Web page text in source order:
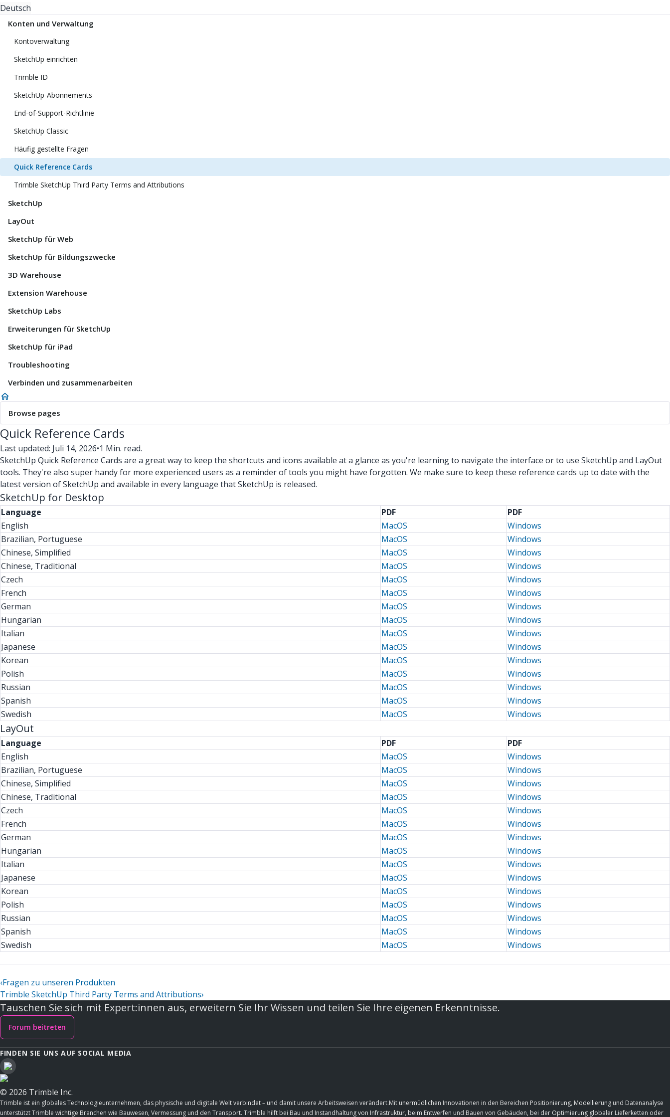
Deutsch
Konten und Verwaltung
Kontoverwaltung
SketchUp einrichten
Trimble ID
SketchUp-Abonnements
End-of-Support-Richtlinie
SketchUp Classic
Häufig gestellte Fragen
Quick Reference Cards
Trimble SketchUp Third Party Terms and Attributions
SketchUp
LayOut
SketchUp für Web
SketchUp für Bildungszwecke
3D Warehouse
Extension Warehouse
SketchUp Labs
Erweiterungen für SketchUp
SketchUp für iPad
Troubleshooting
Verbinden und zusammenarbeiten
Browse pages
Quick Reference Cards
Last updated: Juli 14, 2026•1 Min. read.
SketchUp Quick Reference Cards are a great way to keep the shortcuts and icons available at a glance as you're learning to navigate the interface or to use SketchUp and LayOut
tools. They're also super handy for more experienced users as a reminder of tools you might have forgotten. We make sure to keep these reference cards up to date with the
latest version of SketchUp and available in every language that SketchUp is released.
SketchUp for Desktop
Language PDF
PDF
English
MacOS
Windows
Brazilian, Portuguese
MacOS
Windows
Chinese, Simplified
MacOS
Windows
Chinese, Traditional
MacOS
Windows
Czech
MacOS
Windows
French
MacOS
Windows
German
MacOS
Windows
Hungarian
MacOS
Windows
Italian
MacOS
Windows
Japanese
MacOS
Windows
Korean
MacOS
Windows
Polish
MacOS
Windows
Russian
MacOS
Windows
Spanish
MacOS
Windows
Swedish
MacOS Windows
LayOut
Language PDF
PDF
English
MacOS
Windows
Brazilian, Portuguese
MacOS
Windows
Chinese, Simplified
MacOS
Windows
Chinese, Traditional
MacOS
Windows
Czech
MacOS
Windows
French
MacOS
Windows
German
MacOS
Windows
Hungarian
MacOS
Windows
Italian
MacOS
Windows
Japanese
MacOS
Windows
Korean
MacOS
Windows
Polish
MacOS
Windows
Russian
MacOS
Windows
Spanish
MacOS
Windows
Swedish
MacOS Windows
‹Fragen zu unseren Produkten
Trimble SketchUp Third Party Terms and Attributions›
Tauschen Sie sich mit Expert:innen aus, erweitern Sie Ihr Wissen und teilen Sie Ihre eigenen Erkenntnisse.
Forum beitreten
FINDEN SIE UNS AUF SOCIAL MEDIA
© 2026 Trimble Inc.
Trimble ist ein globales Technologieunternehmen, das physische und digitale Welt verbindet – und damit unsere Arbeitsweisen verändert.Mit unermüdlichen Innovationen in den Bereichen Positionierung, Modellierung und Datenanalyse
unterstützt Trimble wichtige Branchen wie Bauwesen, Vermessung und den Transport. Trimble hilft bei Bau und Instandhaltung von Infrastruktur, beim Entwerfen und Bauen von Gebäuden, bei der Optimierung globaler Lieferketten oder